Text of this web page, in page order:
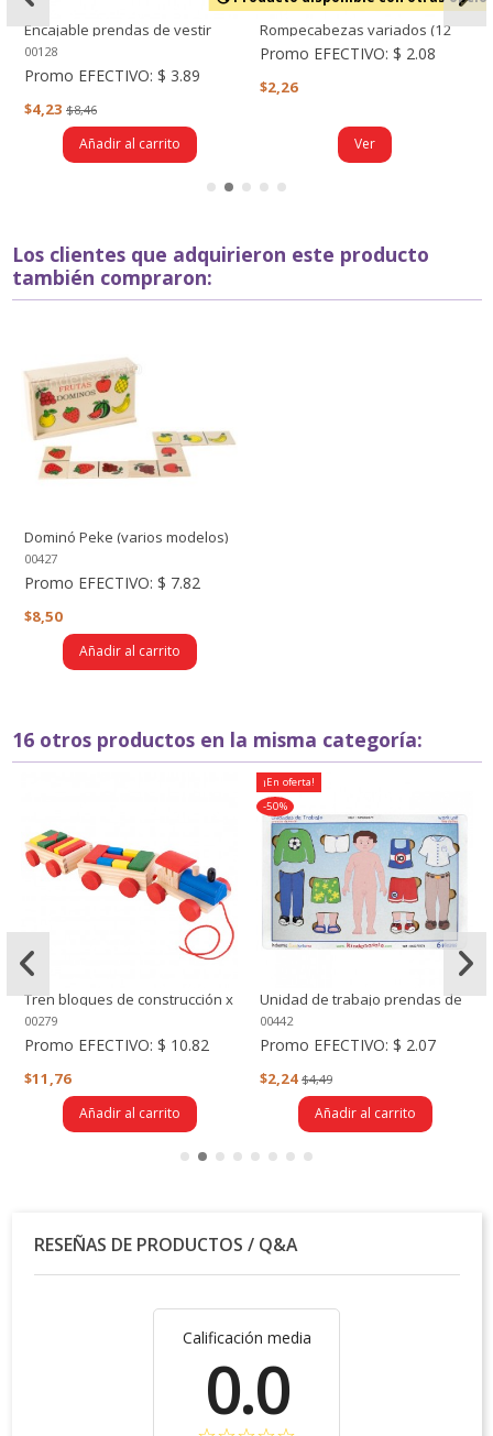
Encajable prendas de vestir
niño
00128
Promo EFECTIVO: $ 3.89
$4,23 $8,46
Añadir al carrito
Rompecabezas variados (12
piezas)
Promo EFECTIVO: $ 2.08
$2,26
Ver
Los clientes que adquirieron este producto
también compraron:
Dominó Peke (varios modelos)
- Fichas y caja de madera
00427
Promo EFECTIVO: $ 7.82
$8,50
Añadir al carrito
16 otros productos en la misma categoría:
Tren bloques de construcción x
15 piezas
00279
Promo EFECTIVO: $ 10.82
$11,76
Añadir al carrito
¡En oferta!
-50%
Unidad de trabajo prendas de
vestir
00442
Promo EFECTIVO: $ 2.07
$2,24 $4,49
Añadir al carrito
RESEÑAS DE PRODUCTOS / Q&A
Calificación media
0.0